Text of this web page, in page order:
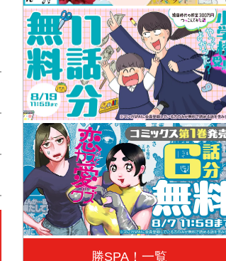
勝SPA！一覧